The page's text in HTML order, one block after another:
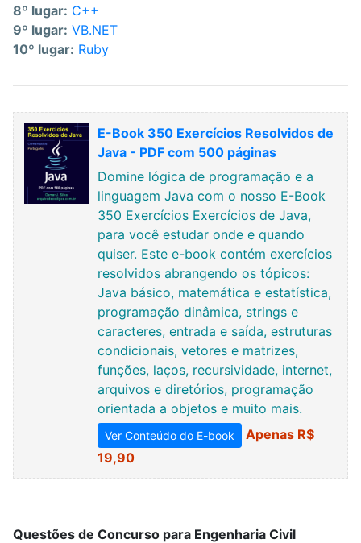
8º lugar: C++
9º lugar: VB.NET
10º lugar: Ruby
E-Book 350 Exercícios Resolvidos de
Java - PDF com 500 páginas
Domine lógica de programação e a
linguagem Java com o nosso E-Book
350 Exercícios Exercícios de Java,
para você estudar onde e quando
quiser. Este e-book contém exercícios
resolvidos abrangendo os tópicos:
Java básico, matemática e estatística,
programação dinâmica, strings e
caracteres, entrada e saída, estruturas
condicionais, vetores e matrizes,
funções, laços, recursividade, internet,
arquivos e diretórios, programação
orientada a objetos e muito mais.
Ver Conteúdo do E-book
Apenas R$
19,90
Questões de Concurso para Engenharia Civil